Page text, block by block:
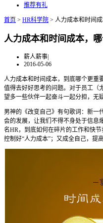
推荐有礼
首页 > HR科学院 > 人力成本和时间
人力成本和时间成本，哪
薪人薪事|
2016-05-06
人力成本和时间成本，到底哪个更重
值得去好好思考的问题。对于员工（
望多一些伙伴一起奋斗一起分担，无
男神的《改变自己》有句歌词：新一
会的发展，让我们不得不身处于信息
名HR，到底如何在碎片的工作和快
控制好“人力成本”；又成全自己，提